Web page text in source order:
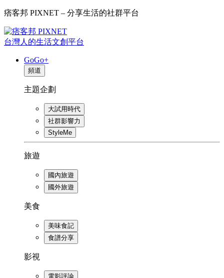
痞客邦 PIXNET – 分享生活的社群平台
台灣人的生活文創平台
GoGo+
頻道
主題企劃
大試用時代
社群影響力
StyleMe
旅遊
國內旅遊
國外旅遊
美食
美味食記
食譜分享
影視
電影評論